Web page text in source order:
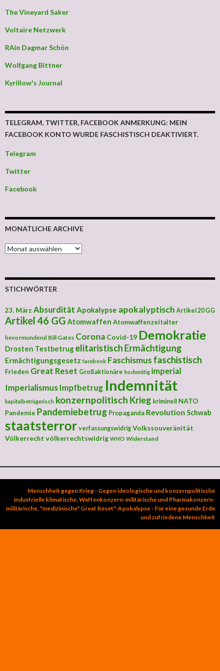
The Vineyard Saker
Voltaire Netzwerk
RAin Dagmar Schön
Wolfgang Bittner
Kyrillow's Journal
TELEGRAM, TWITTER, FACEBOOK ANMERKUNG: MEIN
FACEBOOK KONTO WURDE FASCHISTISCH DEAKTIVIERT.
Telegram
Twitter
Facebook
MONATLICHE ARCHIVE
MONATLICHE ARCHIVE
STICHWÖRTER
23. März Absurdität Apokalypse apokalyptisch Artikel 20 GG
Artikel 46 GG Atomwaffen Atomwaffenzeitalter
bevormundend Bill Gates Corona Covid-19 Demokratie
Drosten Testbetrug elitaristischErmächtigung
Ermächtigungsgesetz facebook Faschismusfaschistisch
Frieden Great Reset Großaktionäre hochmütig imperial
Imperialismus Impfbetrug Indemnität
kapitalbetrügerisch konzernpolitisch Krieg kriminell
NATO
Pandemie Pandemiebetrug Propaganda Revolution Schwab
staatsterror verfassungswidrig Volkssouveränität
Völkerrecht völkerrechtswidrig WHO Widerstand
Menschheit gegen Krieg - Gegen ideologische und konzernpolitische
industrielle klimatische, Waffenkonzern-militärische und Pharmakonzern-
militärische, "medizinische" Great Reset"-Apokalypse - Für eine gesunde Erde
und zufriedene Menschheit